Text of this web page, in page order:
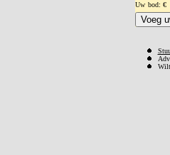
Uw bod: €
Wilt